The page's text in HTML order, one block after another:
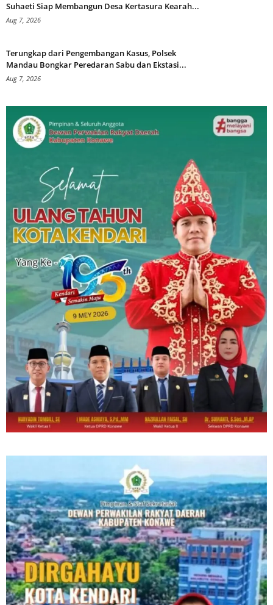
Suhaeti Siap Membangun Desa Kertasura Kearah...
Aug 7, 2026
Terungkap dari Pengembangan Kasus, Polsek
Mandau Bongkar Peredaran Sabu dan Ekstasi...
Aug 7, 2026